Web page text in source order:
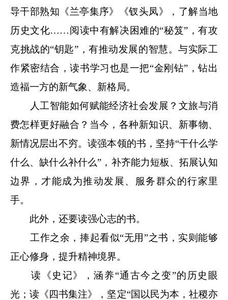
导干部熟知《兰亭集序》《钗头凤》，了解当地
历史文化……阅读中有解决困难的“秘笈”，有攻
克挑战的“钥匙”，有推动发展的智慧。与实际工
作紧密结合，读书学习也是一把“金刚钻”，钻出
造福一方的新气象、新格局。
人工智能如何赋能经济社会发展？文旅与消
费怎样更好融合？当今，各种新知识、新事物、
新情况层出不穷。读强本领的书，坚持“干什么学
什么、缺什么补什么”，补齐能力短板、拓展认知
边界，才能成为推动发展、服务群众的行家里
手。
此外，还要读强心志的书。
工作之余，捧起看似“无用”之书，实则能够
正心修身，提升精神境界。
读《史记》，涵养“通古今之变”的历史眼
光；读《四书集注》，坚定“国以民为本，社稷亦